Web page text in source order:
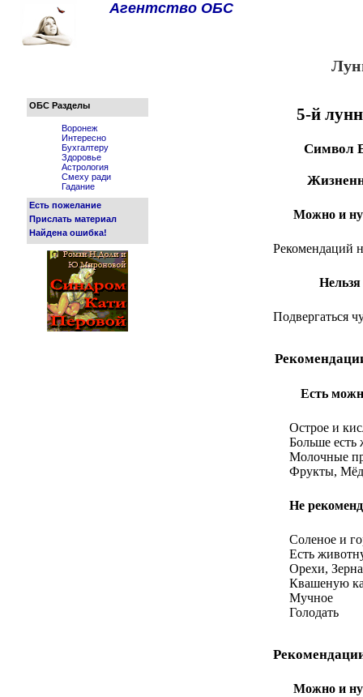
Агентство ОБС
ОБС Разделы
Воронеж
Интересно
Бухгалтеру
Здоровье
Астрология
Смеху ради
Гадание
Есть пожелание
Прислать материал
Найдена ошибка!
5-й
Символ
Можно и
Рекомендаций
Нельзя
Подвергаться
Есть
Острое и
Больше
Молочные
Фрукты, Мёд
Не
Соленое и
Есть
Орехи,
Квашеную
Мучное
Голодать
Можно и